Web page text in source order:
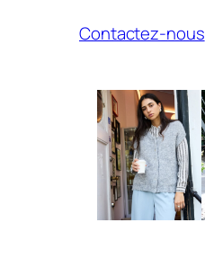
Contactez-nous